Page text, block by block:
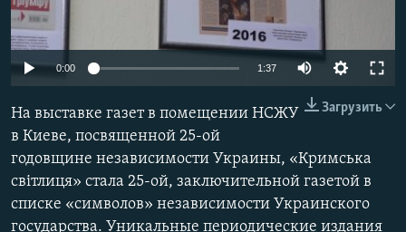
ПОБЕДИТЕЛЕЙ НЕ СУДЯТ?
КРЫМ.НЕПОКОРЕННЫЙ
УКРАИНСКАЯ ПРОБЛЕМА КРЫМА
ПРИСОЕДИНЯЙТЕСЬ!
Все сайты RFE/RL
0:00 1:37
Загрузить
На выставке газет в помещении НСЖУ
в Киеве, посвященной 25-ой
годовщине независимости Украины, «Кримська
світлиця» стала 25-ой, заключительной газетой в
списке «символов» независимости Украинского
государства. Уникальные периодические издания